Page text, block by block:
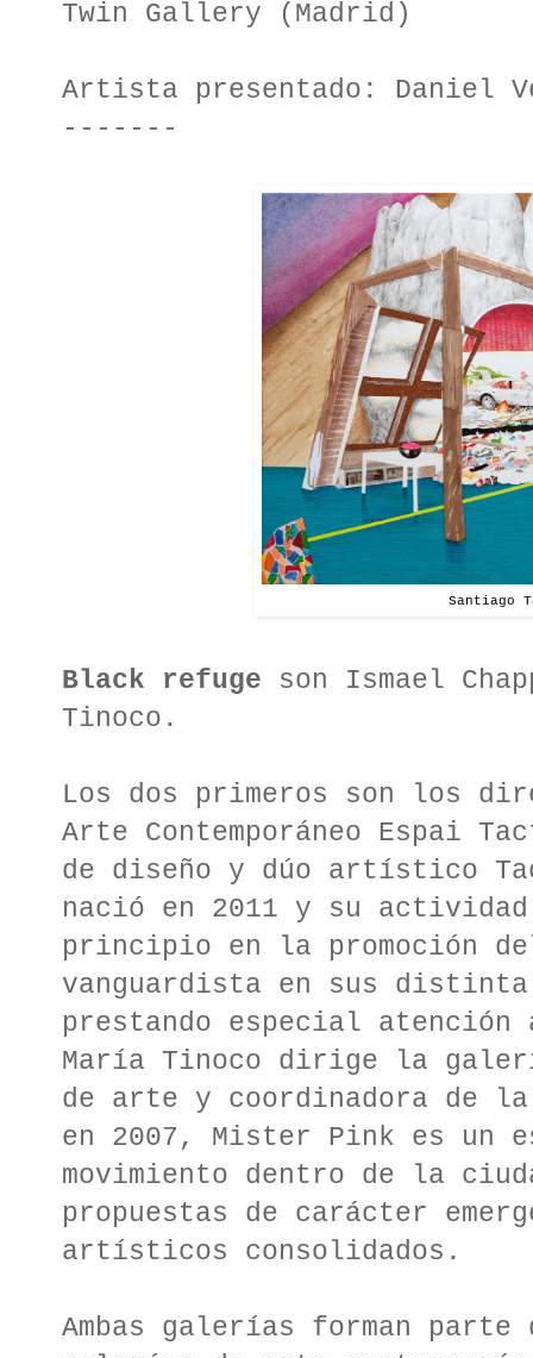
Twin Gallery (Madrid)
Artista presentado: Daniel
-------
Santiago
Black refuge son Ismael
Tinoco.
Los dos primeros son los
Arte Contemporáneo Espai
de diseño y dúo artístico
nació en 2011 y su
principio en la promoción
vanguardista en sus
prestando especial
María Tinoco dirige la
de arte y coordinadora de la
en 2007, Mister Pink es un
movimiento dentro de la
propuestas de carácter
artísticos consolidados.
Ambas galerías forman parte